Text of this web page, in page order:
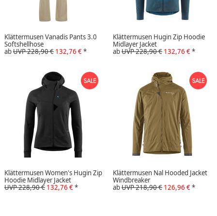
Klättermusen Vanadis Pants 3.0
Softshellhose
abUVP 228,90 € 132,76 €*
Klättermusen Hugin Zip Hoodie
Midlayer Jacket
abUVP 228,90 € 132,76 €*
Klättermusen Women's Hugin Zip
Hoodie Midlayer Jacket
UVP 228,90 € 132,76 €*
Klättermusen Nal Hooded Jacket
Windbreaker
abUVP 218,90 € 126,96 €*